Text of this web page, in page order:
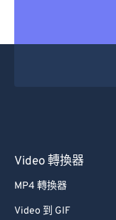
Video 轉換器
MP4 轉換器
Video 到 GIF